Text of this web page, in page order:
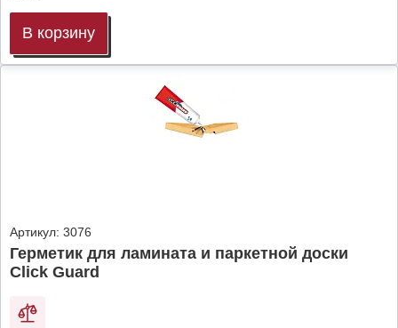
В корзину
Артикул: 3076
Герметик для ламината и паркетной доски
Click Guard